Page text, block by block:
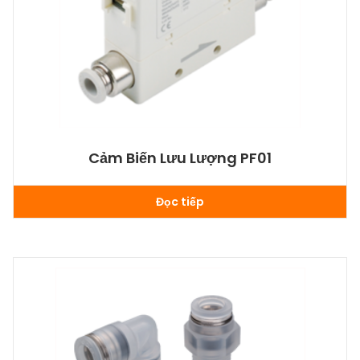
Cảm Biến Lưu Lượng PF01
Đọc tiếp